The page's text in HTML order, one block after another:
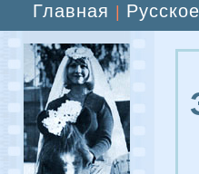
Главная